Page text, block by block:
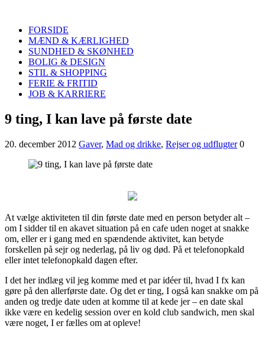
FORSIDE
MÆND & KÆRLIGHED
SUNDHED & SKØNHED
BOLIG & DESIGN
STIL & SHOPPING
FERIE & FRITID
JOB & KARRIERE
Menu
9 ting, I kan lave på første date
20. december 2012 Gaver, Mad og drikke, Rejser og udflugter 0
At vælge aktiviteten til din første date med en person betyder alt –
om I sidder til en akavet situation på en cafe uden noget at snakke
om, eller er i gang med en spændende aktivitet, kan betyde
forskellen på sejr og nederlag, på liv og død. På et telefonopkald
eller intet telefonopkald dagen efter.
I det her indlæg vil jeg komme med et par idéer til, hvad I fx kan
gøre på den allerførste date. Og det er ting, I også kan snakke om på
anden og tredje date uden at komme til at kede jer – en date skal
ikke være en kedelig session over en kold club sandwich, men skal
være noget, I er fælles om at opleve!